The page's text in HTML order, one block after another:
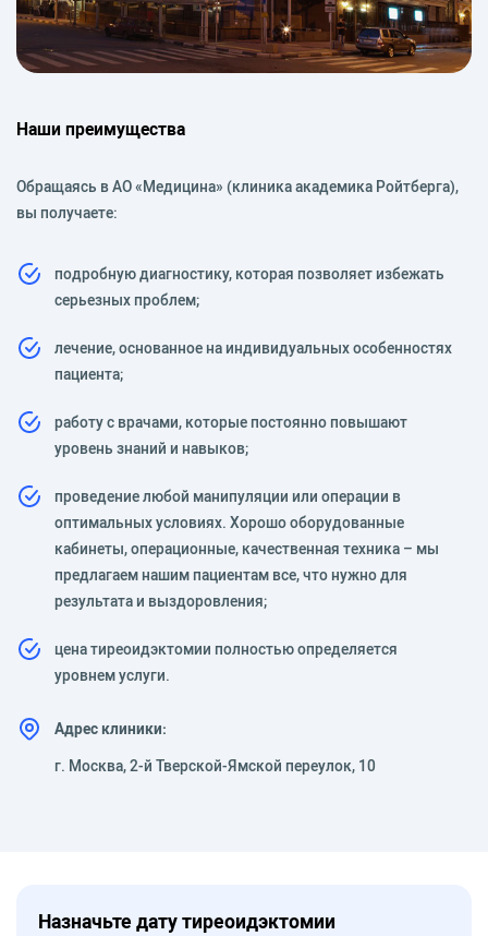
Наши преимущества
Обращаясь в АО «Медицина» (клиника академика Ройтберга),
вы получаете:
подробную диагностику, которая позволяет избежать
серьезных проблем;
лечение, основанное на индивидуальных особенностях
пациента;
работу с врачами, которые постоянно повышают
уровень знаний и навыков;
проведение любой манипуляции или операции в
оптимальных условиях. Хорошо оборудованные
кабинеты, операционные, качественная техника – мы
предлагаем нашим пациентам все, что нужно для
результата и выздоровления;
цена тиреоидэктомии полностью определяется
уровнем услуги.
Адрес клиники:
г. Москва, 2-й Тверской-Ямской переулок, 10
Назначьте дату тиреоидэктомии